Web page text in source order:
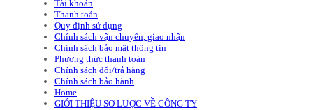
Tài khoản
Thanh toán
Quy định sử dụng
Chính sách vận chuyển, giao nhận
Chính sách bảo mật thông tin
Phương thức thanh toán
Chính sách đổi/trả hàng
Chính sách bảo hành
Home
GIỚI THIỆU SƠ LƯỢC VỀ CÔNG TY